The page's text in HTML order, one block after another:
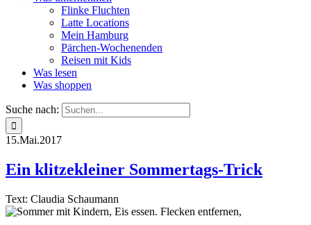
Flinke Fluchten
Latte Locations
Mein Hamburg
Pärchen-Wochenenden
Reisen mit Kids
Was lesen
Was shoppen
Suche nach:
15.Mai.2017
Ein klitzekleiner Sommertags-Trick
Text: Claudia Schaumann